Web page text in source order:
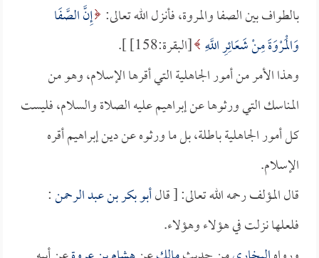
بالطواف بين الصفا والمروة، فأنزل الله تعالى: إِنَّ الصَّفَا
وَالْمَرْوَةَ مِنْ شَعَائِرِ اللَّهِ [البقرة:158] ].
وهذا الأمر من أمور الجاهلية التي أقرها الإسلام، وهو من
المناسك التي ورثوها عن إبراهيم عليه الصلاة والسلام، فليست
كل أمور الجاهلية باطلة، بل ما ورثوه عن دين إبراهيم أقره
الإسلام.
قال المؤلف رحمه الله تعالى: [ قالأبو بكر بن عبد الرحمن:
فلعلها نزلت في هؤلاء وهؤلاء.